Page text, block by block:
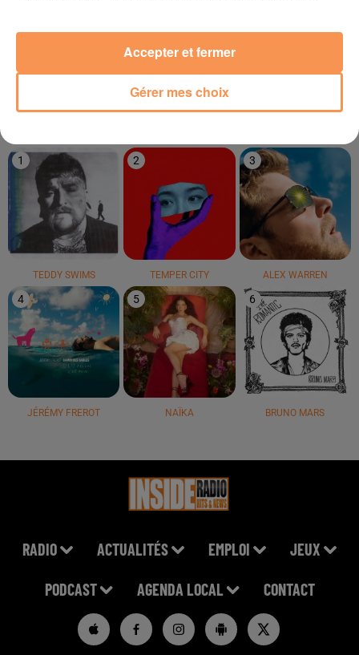
THE WEEKND
Blinding Lights
LE TOP
1
TEDDY SWIMS
2
TEMPER CITY
3
ALEX WARREN
4
JÉRÉMY FREROT
5
NAÏKA
6
BRUNO MARS
RADIO ACTUALITÉS EMPLOI JEUX
PODCAST AGENDA LOCAL CONTACT
Gérer mes choix
Accepter et fermer